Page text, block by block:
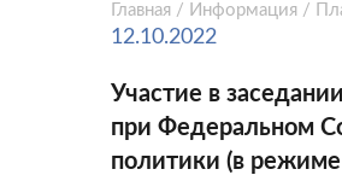
Главная / Информация /
12.10.2022
Участие в
при Федеральном
политики (в